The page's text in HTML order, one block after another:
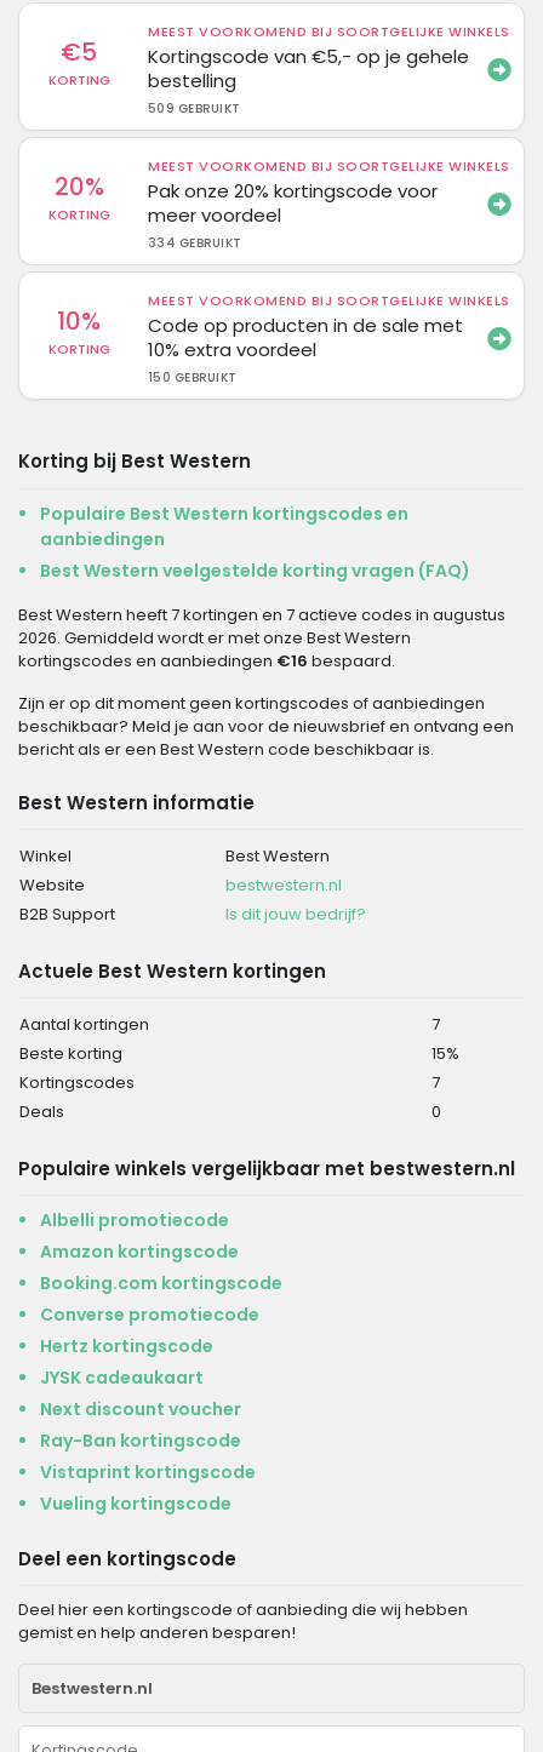
€5
KORTING
MEEST VOORKOMEND BIJ SOORTGELIJKE WINKELS
Kortingscode van €5,- op je gehele
bestelling
509 GEBRUIKT
20%
KORTING
MEEST VOORKOMEND BIJ SOORTGELIJKE WINKELS
Pak onze 20% kortingscode voor
meer voordeel
334 GEBRUIKT
10%
KORTING
MEEST VOORKOMEND BIJ SOORTGELIJKE WINKELS
Code op producten in de sale met
10% extra voordeel
150 GEBRUIKT
Korting bij Best Western
Populaire Best Western kortingscodes en
aanbiedingen
Best Western veelgestelde korting vragen (FAQ)
Best Western heeft 7 kortingen en 7 actieve codes in augustus
2026. Gemiddeld wordt er met onze Best Western
kortingscodes en aanbiedingen €16 bespaard.
Zijn er op dit moment geen kortingscodes of aanbiedingen
beschikbaar? Meld je aan voor de nieuwsbrief en ontvang een
bericht als er een Best Western code beschikbaar is.
Best Western informatie
Winkel
Best Western
Website
bestwestern.nl
B2B Support
Is dit jouw bedrijf?
Actuele Best Western kortingen
Aantal kortingen
7
Beste korting
15%
Kortingscodes
7
Deals
0
Populaire winkels vergelijkbaar met bestwestern.nl
Albelli promotiecode
Amazon kortingscode
Booking.com kortingscode
Converse promotiecode
Hertz kortingscode
JYSK cadeaukaart
Next discount voucher
Ray-Ban kortingscode
Vistaprint kortingscode
Vueling kortingscode
Deel een kortingscode
Deel hier een kortingscode of aanbieding die wij hebben
gemist en help anderen besparen!